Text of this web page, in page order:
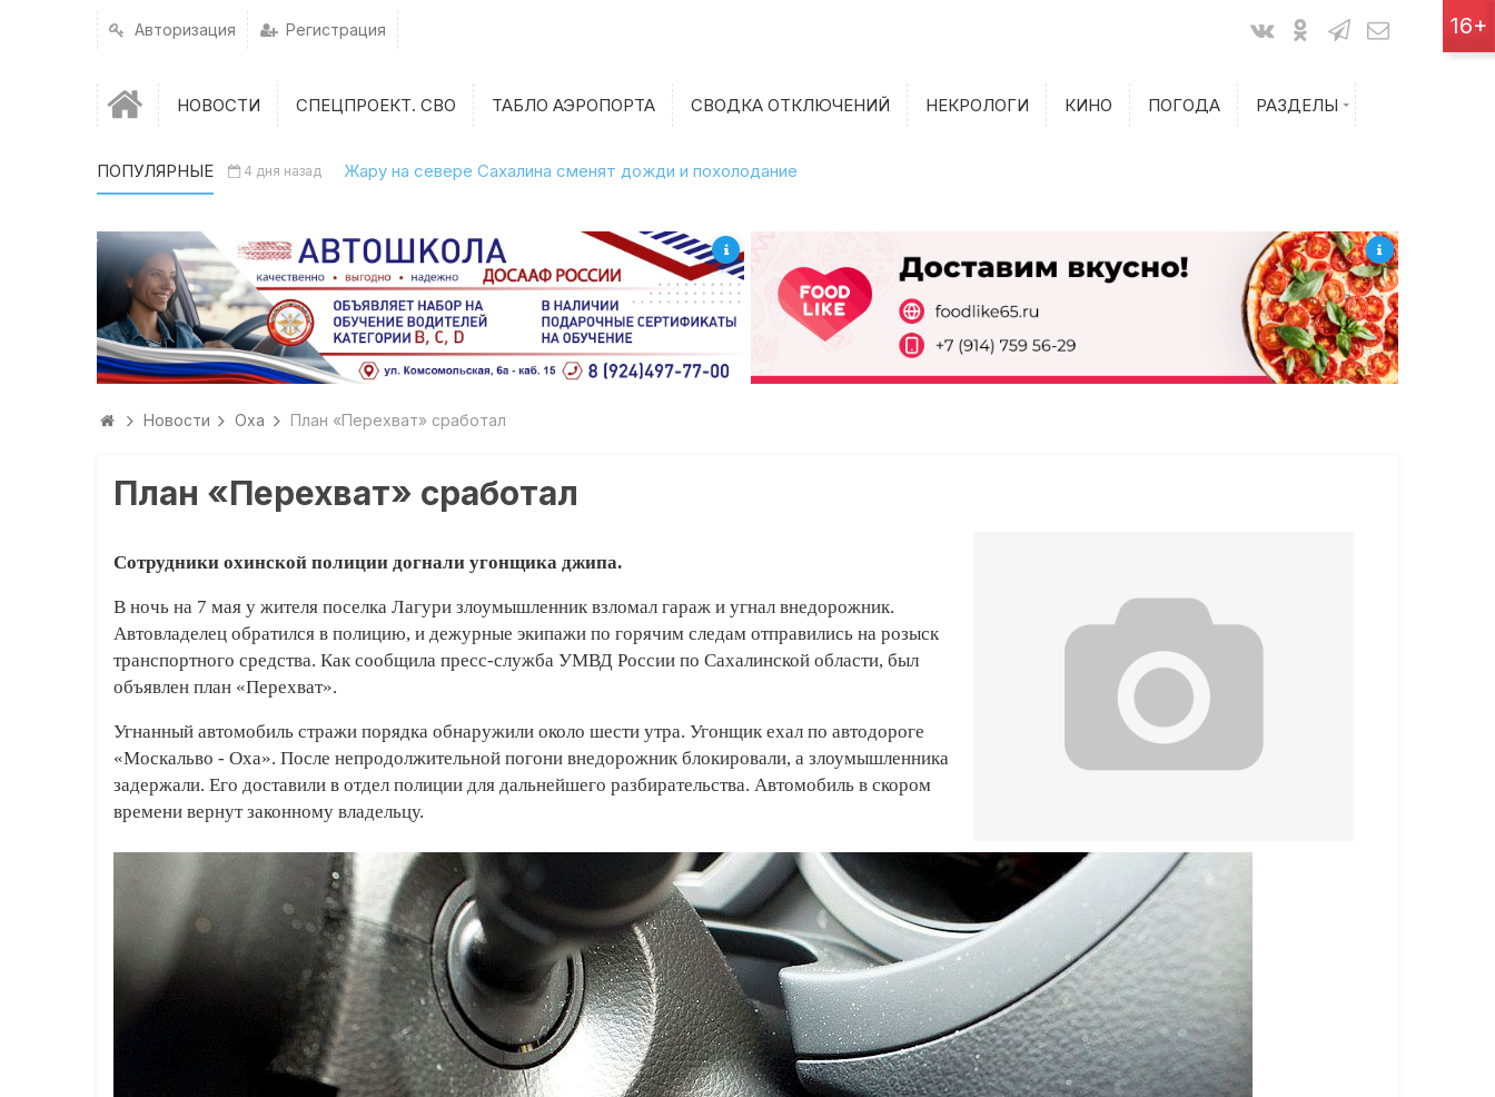
Авторизация Регистрация
НОВОСТИ СПЕЦПРОЕКТ. СВО ТАБЛО АЭРОПОРТА СВОДКА ОТКЛЮЧЕНИЙ НЕКРОЛОГИ КИНО ПОГОДА РАЗДЕЛЫ
Показания счетчиков
Билеты на поезд
ПОПУЛЯРНЫЕ 4 дня назад Жару на севере Сахалина сменят дожди и похолодание
Новости Оха План «Перехват» сработал
План «Перехват» сработал
Сотрудники охинской полиции догнали угонщика джипа.
В ночь на 7 мая у жителя поселка Лагури злоумышленник взломал гараж и угнал внедорожник.
Автовладелец обратился в полицию, и дежурные экипажи по горячим следам отправились на розыск
транспортного средства. Как сообщила пресс-служба УМВД России по Сахалинской области, был
объявлен план «Перехват».
Угнанный автомобиль стражи порядка обнаружили около шести утра. Угонщик ехал по автодороге
«Москальво - Оха». После непродолжительной погони внедорожник блокировали, а злоумышленника
задержали. Его доставили в отдел полиции для дальнейшего разбирательства. Автомобиль в скором
времени вернут законному владельцу.
16+